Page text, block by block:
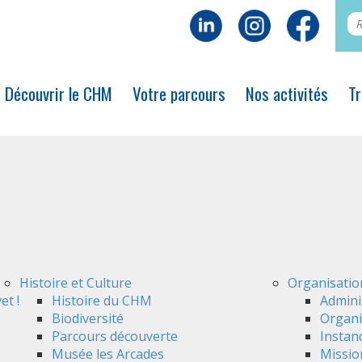
Découvrir le CHM Votre parcours Nos activités
!
Histoire et Culture
Histoire du CHM
Biodiversité
Parcours découverte
Musée les Arcades